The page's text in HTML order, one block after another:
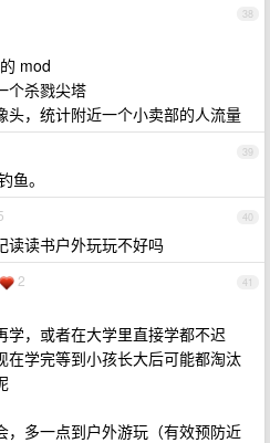
38
mod
个杀戮尖塔
头，统计附近一个小卖部的人流量
39
鱼。
40
读读书户外玩玩不好吗
41
2
学，或者在大学里直接学都不迟
在学完等到小孩长大后可能都淘汰
，多一点到户外游玩（有效预防近